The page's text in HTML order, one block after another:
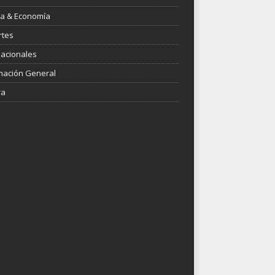
& Economía
General